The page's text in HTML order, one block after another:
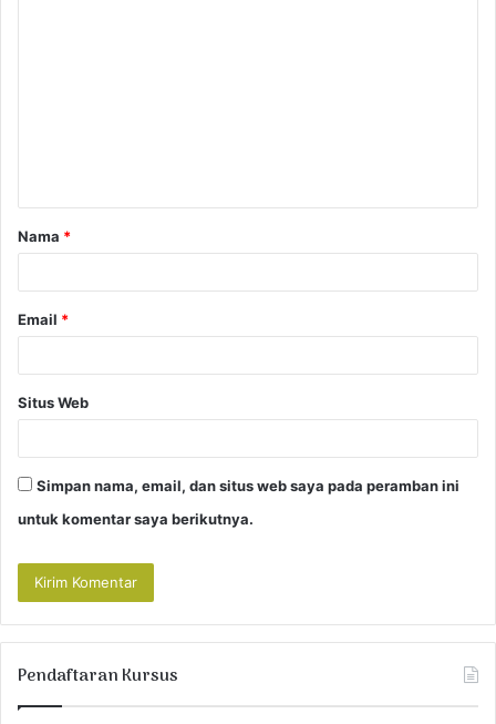
a
r
Nama *
Email *
Situs Web
Simpan nama, email, dan situs web saya pada peramban ini
untuk komentar saya berikutnya.
Pendaftaran Kursus